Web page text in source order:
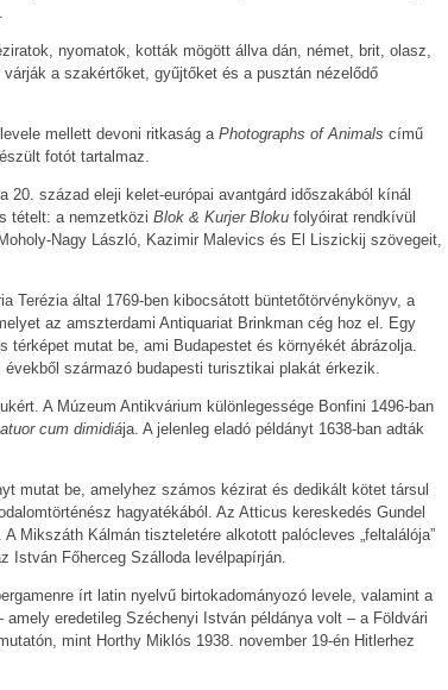
nyomatok, kották mögött állva dán, német, brit, olasz,
a szakértőket, gyűjtőket és a pusztán nézelődő
mellett devoni ritkaság a Photographs of Animals című
fotót tartalmaz.
20. század eleji kelet-európai avantgárd időszakából kínál
tételt: a nemzetközi Blok & Kurjer Bloku folyóirat rendkívül
Nagy László, Kazimir Malevics és El Liszickij szövegeit,
Terézia által 1769-ben kibocsátott büntetőtörvénykönyv, a
az amszterdami Antiquariat Brinkman cég hoz el. Egy
térképet mutat be, ami Budapestet és környékét ábrázolja.
származó budapesti turisztikai plakát érkezik.
A Múzeum Antikvárium különlegessége Bonfini 1496-ban
cum dimidiája. A jelenleg eladó példányt 1638-ban adták
mutat be, amelyhez számos kézirat és dedikált kötet társul
hagyatékából. Az Atticus kereskedés Gundel
Mikszáth Kálmán tiszteletére alkotott palócleves „feltalálója”
István Főherceg Szálloda levélpapírján.
írt latin nyelvű birtokadományozó levele, valamint a
eredetileg Széchenyi István példánya volt – a Földvári
mint Horthy Miklós 1938. november 19-én Hitlerhez